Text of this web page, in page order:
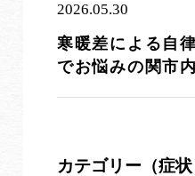
2026.05.30
寒暖差による自
でお悩みの関市
カテゴリー（症状